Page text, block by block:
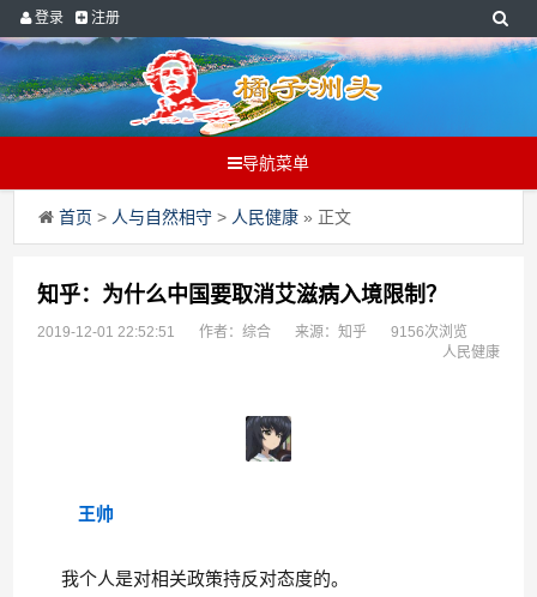
登录 注册
导航菜单
首页 > 人与自然相守 > 人民健康 » 正文
知乎：为什么中国要取消艾滋病入境限制？
2019-12-01 22:52:51 作者：综合 来源：知乎
9156次浏览
人民健康
王帅
我个人是对相关政策持反对态度的。